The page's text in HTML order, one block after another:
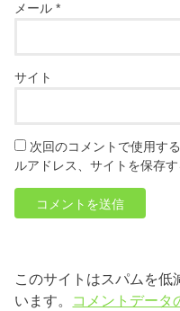
メール*
サイト
次回のコメントで使用す
ルアドレス、サイトを保存す
このサイトはスパムを低
います。 コメントデータ